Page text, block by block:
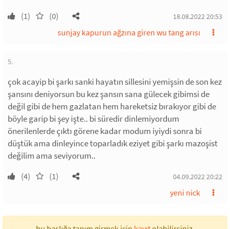
(1) (0) 18.08.2022 20:53
sunjay kapurun ağzına giren wu tang arısı
5.
çok acayip bi şarkı sanki hayatın sillesini yemişsin de son kez
şansını deniyorsun bu kez şansın sana gülecek gibimsi de
değil gibi de hem gazlatan hem hareketsiz bırakıyor gibi de
böyle garip bi şey işte.. bi süredir dinlemiyordum
önerilenlerde çıktı görene kadar modum iyiydi sonra bi
düştük ama dinleyince toparladık eziyet gibi şarkı mazoşist
değilim ama seviyorum..
(4) (1) 04.09.2022 20:22
yeni nick